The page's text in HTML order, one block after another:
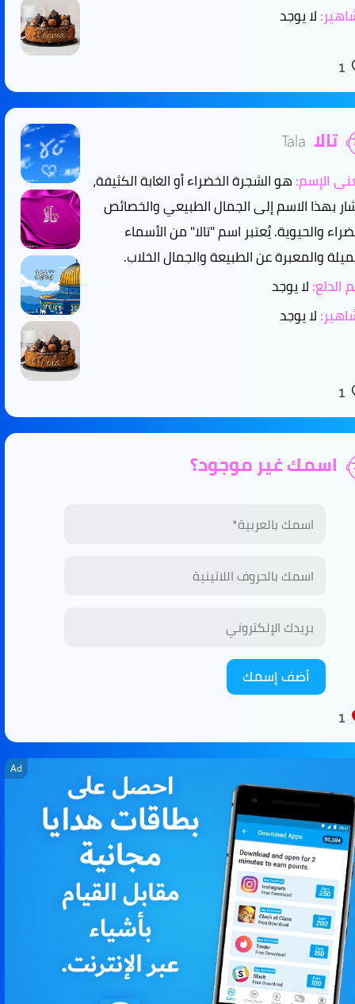
لا يوجد
1
تالا Tala
الإسم:هو الشجرة الخضراء أو الغابة الكثيفة،
بهذا الاسم إلى الجمال الطبيعي والخصائص
والحيوية. يُعتبر اسم "تالا" من الأسماء
والمعبرة عن الطبيعة والجمال الخلاب.
الدلع:لا يوجد
لا يوجد
1
اسمك غير موجود؟
أضف إسمك
1
Ad